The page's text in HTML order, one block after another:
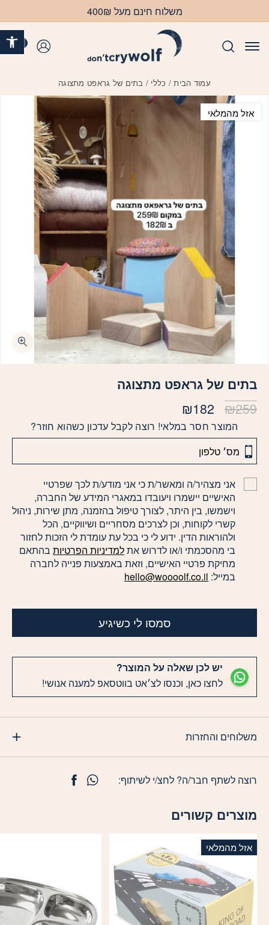
משלוח חינם מעל 400₪
עמוד הבית/ כללי / בתים של גראפט מתצוגה
בתים של גראפט מתצוגה
₪259
המחיר
המקורי
היה:
₪259.
₪182
המחיר
הנוכחי
הוא:
המוצר חסר במלאי! רוצה לקבל עדכון כשהוא חוזר?
אני מצהיר/ה ומאשר/ת כי אני מודע/ת לכך שפרטיי
האישיים יישמרו ויעובדו במאגרי המידע של החברה,
וישמשו, בין היתר, לצורך טיפול בהזמנה, מתן שירות, ניהול
קשרי לקוחות, וכן לצרכים מסחריים ושיווקיים, הכל
ולהוראות הדין. ידוע לי כי בכל עת עומדת לי הזכות לחזור
בי מהסכמתי ו/או לדרוש אתלמדיניות הפרטיותבהתאם
מחיקת פרטיי האישיים, וזאת באמצעות פנייה לחברה
במייל: hello@woooolf.co.il
סמסו לי כשיגיע
יש לכן שאלה על המוצר?
לחצו כאן, וכנסו לצ׳אט בווטסאפ למענה אנושי!
משלוחים והחזרות
רוצה לשתף חבר/ה? לחצ/י לשיתוף:
אזל מהמלאי
מוצרים קשורים
אזל מהמלאי